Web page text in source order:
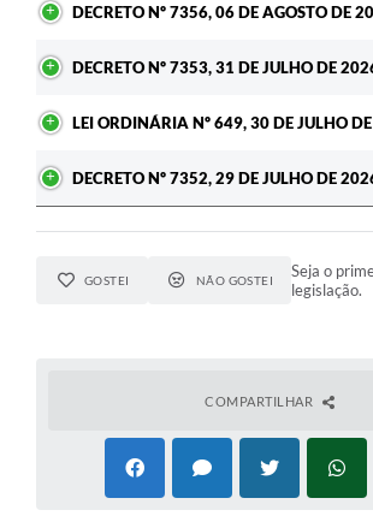
DECRETO Nº 7356, 06 DE AGOSTO DE
DECRETO Nº 7353, 31 DE JULHO DE
LEI ORDINÁRIA Nº 649, 30 DE JULHO
DECRETO Nº 7352, 29 DE JULHO DE
GOSTEI NÃO GOSTEI
Seja o
legislação.
COMPARTILHAR